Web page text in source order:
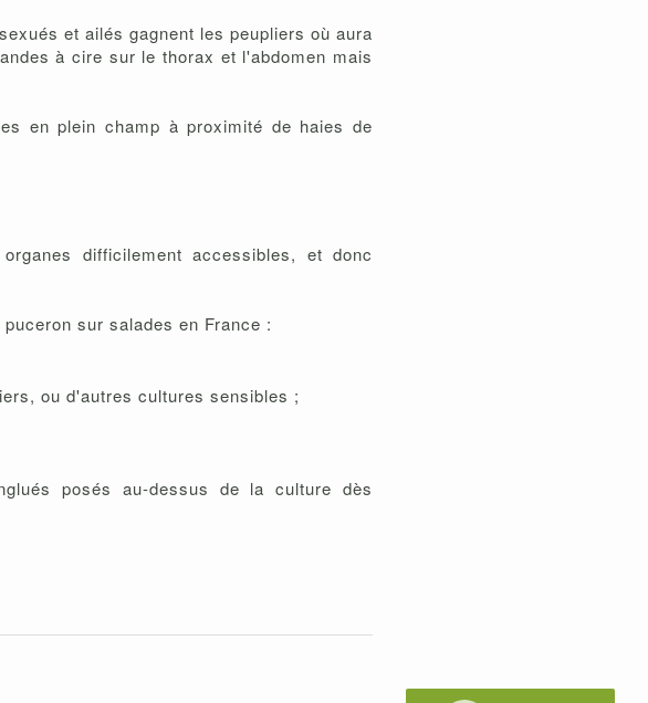
et ailés gagnent les peupliers où aura
à cire sur le thorax et l'abdomen mais
en plein champ à proximité de haies de
difficilement accessibles, et donc
sur salades en France :
ou d'autres cultures sensibles ;
posés au-dessus de la culture dès